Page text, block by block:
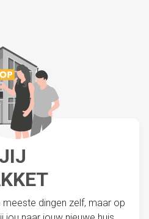
JIJ
dingen zelf, maar op